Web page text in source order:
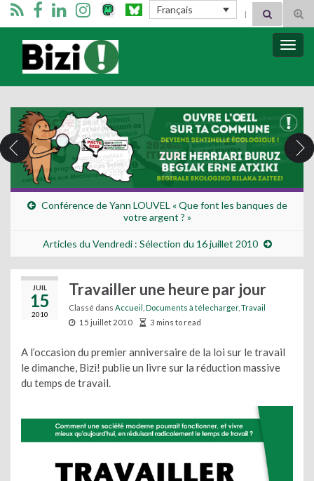
Français Search for:
Bizimugi
Conférence de Yann LOUVEL « Que font les banques de
votre argent ? »
Articles du Vendredi : Sélection du 16 juillet 2010
JUIL
15
2010
Travailler une heure par jour
Classé dans Accueil Documents à télecharger, Travail
15 juillet 2010
3 mins to read
A l’occasion du premier anniversaire de la loi sur le travail
le dimanche, Bizi! publie un livre sur la réduction massive
du temps de travail.